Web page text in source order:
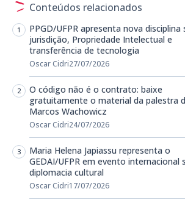
Conteúdos relacionados
PPGD/UFPR apresenta nova disciplina
jurisdição, Propriedade Intelectual e
transferência de tecnologia
Oscar Cidri27/07/2026
O código não é o contrato: baixe
gratuitamente o material da palestra
Marcos Wachowicz
Oscar Cidri24/07/2026
Maria Helena Japiassu representa o
GEDAI/UFPR em evento internacional
diplomacia cultural
Oscar Cidri17/07/2026